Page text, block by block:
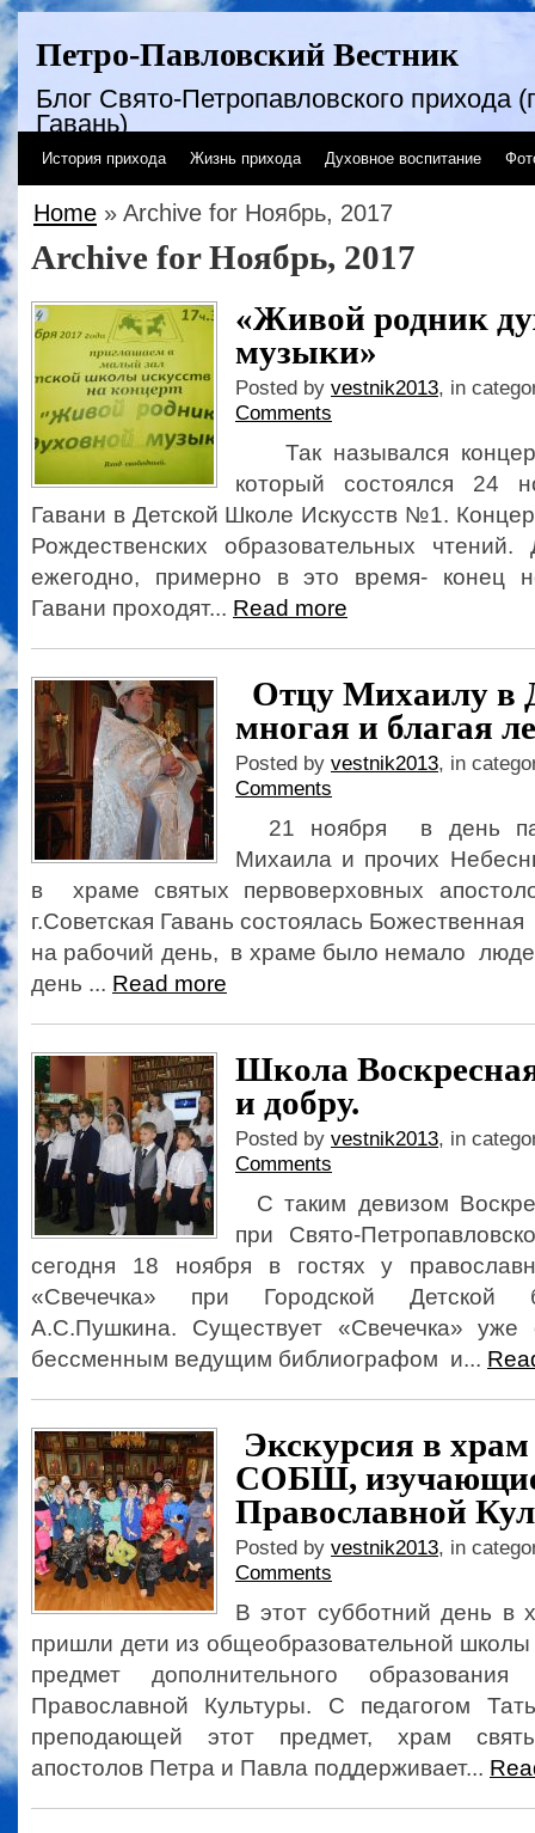
Петро-Павловский Вестник
Блог Свято-Петропавловского прихода
Гавань)
История прихода Жизнь прихода Духовное воспитание
Home » Archive for Ноябрь, 2017
Archive for Ноябрь, 2017
«Живой родник
музыки»
Posted by vestnik2013, in
Comments
Так назывался
который состоялся 24
Гавани в Детской Школе Искусств №1.
Рождественских образовательных
ежегодно, примерно в это время- конец
Гавани проходят... Read more
Отцу Михаилу в
многая и благая
Posted by vestnik2013, in
Comments
21 ноября в день
Михаила и прочих
в храме святых первоверховных
г.Советская Гавань состоялась
на рабочий день, в храме было немало
день ... Read more
Школа
и добру.
Posted by vestnik2013, in
Comments
С таким девизом
при Свято-
сегодня 18 ноября в гостях у
«Свечечка» при Городской Детской
А.С.Пушкина. Существует «Свечечка»
бессменным ведущим библиографом и...
Экскурсия в храм
СОБШ,
Православной
Posted by vestnik2013, in
Comments
В этот субботний день в
пришли дети из общеобразовательной
предмет дополнительного
Православной Культуры. С педагогом
преподающей этот предмет, храм
апостолов Петра и Павла поддерживает...